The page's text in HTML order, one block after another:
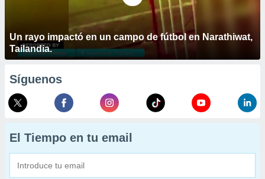
Un rayo impactó en un campo de fútbol en Narathiwat,
Tailandia.
Síguenos
El Tiempo en tu email